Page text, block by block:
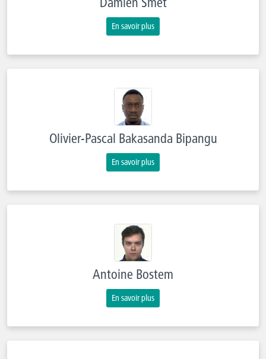
En savoir plus
Olivier-Pascal Bakasanda Bipangu
En savoir plus
Antoine Bostem
En savoir plus